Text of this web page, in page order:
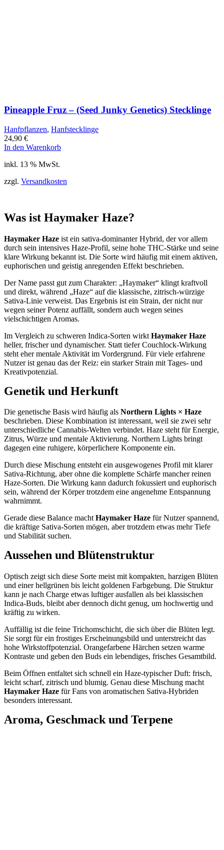
Pineapple Fruz – (Seed Junky Genetics) Stecklinge
Hanfpflanzen, Hanfstecklinge
24,90 €
In den Warenkorb
inkl. 13 % MwSt.
zzgl. Versandkosten
Was ist Haymaker Haze?
Haymaker Haze ist ein sativa-dominanter Hybrid, der vor allem
durch sein intensives Haze-Profil, seine hohe THC-Stärke und seine
klare Wirkung bekannt ist. Die Sorte wird häufig mit einem aktiven,
euphorischen und geistig anregenden Effekt beschrieben.
Der Name passt gut zum Charakter: „Haymaker“ klingt kraftvoll
und direkt, während „Haze“ auf die klassische, zitrisch-würzige
Sativa-Linie verweist. Das Ergebnis ist ein Strain, der nicht nur
wegen seiner Potenz auffällt, sondern auch wegen seines
vielschichtigen Aromas.
Im Vergleich zu schweren Indica-Sorten wirkt Haymaker Haze
heller, frischer und dynamischer. Statt tiefer Couchlock-Wirkung
steht eher mentale Aktivität im Vordergrund. Für viele erfahrene
Nutzer ist genau das der Reiz: ein starker Strain mit Tages- und
Kreativpotenzial.
Genetik und Herkunft
Die genetische Basis wird häufig als Northern Lights × Haze
beschrieben. Diese Kombination ist interessant, weil sie zwei sehr
unterschiedliche Cannabis-Welten verbindet. Haze steht für Energie,
Zitrus, Würze und mentale Aktivierung. Northern Lights bringt
dagegen eine ruhigere, körperlichere Komponente ein.
Durch diese Mischung entsteht ein ausgewogenes Profil mit klarer
Sativa-Richtung, aber ohne die komplette Schärfe mancher reinen
Haze-Sorten. Die Wirkung kann dadurch fokussiert und euphorisch
sein, während der Körper trotzdem eine angenehme Entspannung
wahrnimmt.
Gerade diese Balance machtHaymaker Haze für Nutzer spannend,
die kräftige Sativa-Sorten mögen, aber trotzdem etwas mehr Tiefe
und Stabilität suchen.
Aussehen und Blütenstruktur
Optisch zeigt sich diese Sorte meist mit kompakten, harzigen Blüten
und einer hellgrünen bis leicht goldenen Farbgebung. Die Struktur
kann je nach Charge etwas luftiger ausfallen als bei klassischen
Indica-Buds, bleibt aber dennoch dicht genug, um hochwertig und
kräftig zu wirken.
Auffällig ist die feine Trichomschicht, die sich über die Blüten legt.
Sie sorgt für ein frostiges Erscheinungsbild und unterstreicht das
hohe Wirkstoffpotenzial. Orangefarbene Härchen setzen warme
Kontraste und geben den Buds ein lebendiges, frisches Gesamtbild.
Beim Öffnen entfaltet sich schnell ein Haze-typischer Duft: frisch,
leicht scharf, zitrisch und blumig. Genau diese Mischung macht
Haymaker Haze für Fans von aromatischen Sativa-Hybriden
besonders interessant.
Aroma, Geschmack und Terpene